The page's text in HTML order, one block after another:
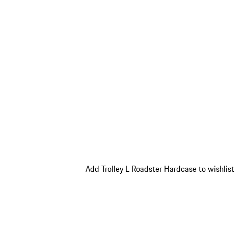
Add Trolley L Roadster Hardcase to wishlist